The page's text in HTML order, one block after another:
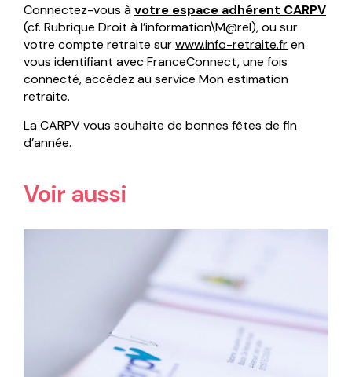
Connectez-vous àvotre espace adhérent CARPV
(cf. Rubrique Droit à l’information\M@rel), ou sur
votre compte retraite surwww.info-retraite.fren
vous identifiant avec FranceConnect, une fois
connecté, accédez au service Mon estimation
retraite.
La CARPV vous souhaite de bonnes fêtes de fin
d’année.
Voir aussi